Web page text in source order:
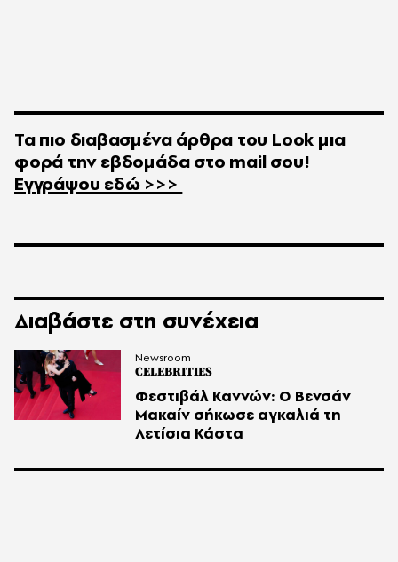
Τα πιο διαβασμένα άρθρα του Look μια
φορά την εβδομάδα στο mailσου!
Εγγράψου εδώ >>>
Διαβάστε στη συνέχεια
CELEBRITIES
Φεστιβάλ Καννών: Ο Βενσάν
Μακαίν σήκωσε αγκαλιά τη
Λετίσια Κάστα
Newsroom